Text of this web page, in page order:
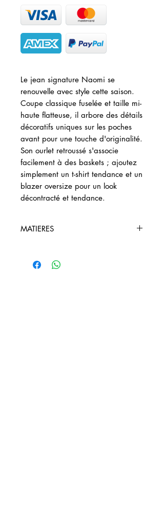
Le jean signature Naomi se
renouvelle avec style cette saison.
Coupe classique fuselée et taille mi-
haute flatteuse, il arbore des détails
décoratifs uniques sur les poches
avant pour une touche d'originalité.
Son ourlet retroussé s'associe
facilement à des baskets ; ajoutez
simplement un t-shirt tendance et un
blazer oversize pour un look
décontracté et tendance.
MATIERES
Elasthanne